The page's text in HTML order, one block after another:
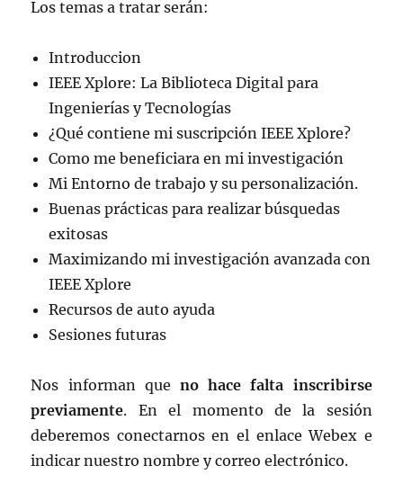
Los temas a tratar serán:
Introduccion
IEEE Xplore: La Biblioteca Digital para
Ingenierías y Tecnologías
¿Qué contiene mi suscripción IEEE Xplore?
Como me beneficiara en mi investigación
Mi Entorno de trabajo y su personalización.
Buenas prácticas para realizar búsquedas
exitosas
Maximizando mi investigación avanzada con
IEEE Xplore
Recursos de auto ayuda
Sesiones futuras
Nos informan que no hace falta inscribirse
previamente. En el momento de la sesión
deberemos conectarnos en el enlace Webex e
indicar nuestro nombre y correo electrónico.